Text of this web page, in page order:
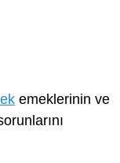
emeklerinin ve